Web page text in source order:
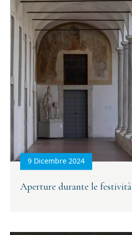
9 Dicembre 2024
Aperture durante le festività